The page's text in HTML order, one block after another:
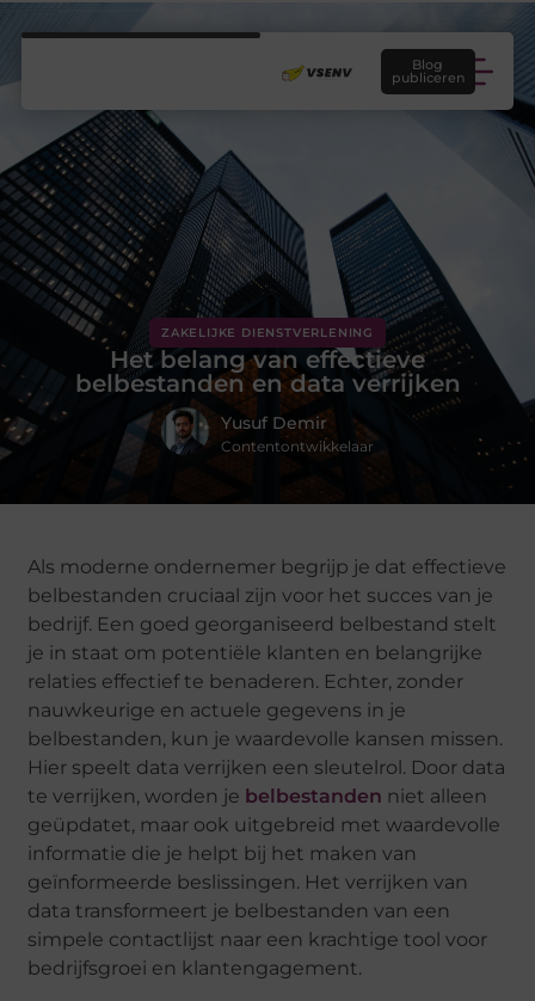
Blog
publiceren
ZAKELIJKE DIENSTVERLENING
Het belang van effectieve
belbestanden en data verrijken
Yusuf Demir
Contentontwikkelaar
Als moderne ondernemer begrijp je dat effectieve
belbestanden cruciaal zijn voor het succes van je
bedrijf. Een goed georganiseerd belbestand stelt
je in staat om potentiële klanten en belangrijke
relaties effectief te benaderen. Echter, zonder
nauwkeurige en actuele gegevens in je
belbestanden, kun je waardevolle kansen missen.
Hier speelt data verrijken een sleutelrol. Door data
te verrijken, worden je belbestanden niet alleen
geüpdatet, maar ook uitgebreid met waardevolle
informatie die je helpt bij het maken van
geïnformeerde beslissingen. Het verrijken van
data transformeert je belbestanden van een
simpele contactlijst naar een krachtige tool voor
bedrijfsgroei en klantengagement.